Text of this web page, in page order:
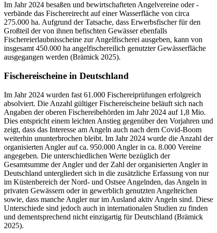
Im Jahr 2024 besaßen und bewirtschafteten Angelvereine oder -
verbände das Fischereirecht auf einer Wasserfläche von circa
275.000 ha. Aufgrund der Tatsache, dass Erwerbsfischer für den
Großteil der von ihnen befischten Gewässer ebenfalls
Fischereierlaubnisscheine zur Angelfischerei ausgeben, kann von
insgesamt 450.000 ha angelfischereilich genutzter Gewässerfläche
ausgegangen werden (Brämick 2025).
Fischereischeine in Deutschland
Im Jahr 2024 wurden fast 61.000 Fischereiprüfungen erfolgreich
absolviert. Die Anzahl gültiger Fischereischeine beläuft sich nach
Angaben der oberen Fischereibehörden im Jahr 2024 auf 1,8 Mio.
Dies entspricht einem leichten Anstieg gegenüber den Vorjahren und
zeigt, dass das Interesse am Angeln auch nach dem Covid-Boom
weiterhin ununterbrochen bleibt. Im Jahr 2024 wurde die Anzahl der
organisierten Angler auf ca. 950.000 Angler in ca. 8.000 Vereine
angegeben. Die unterschiedlichen Werte bezüglich der
Gesamtsumme der Angler und der Zahl der organisierten Angler in
Deutschland untergliedert sich in die zusätzliche Erfassung von nur
im Küstenbereich der Nord- und Ostsee Angelnden, das Angeln in
privaten Gewässern oder in gewerblich genutzten Angelteichen
sowie, dass manche Angler nur im Ausland aktiv Angeln sind. Diese
Unterschiede sind jedoch auch in internationalen Studien zu finden
und dementsprechend nicht einzigartig für Deutschland (Brämick
2025).